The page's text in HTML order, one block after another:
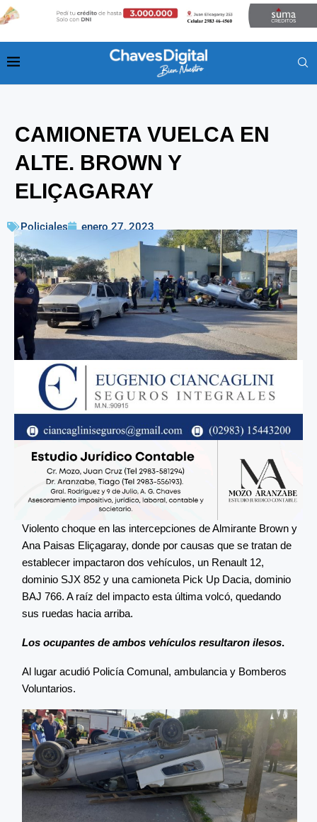
CAMIONETA VUELCA EN
ALTE. BROWN Y
ELIÇAGARAY
Policiales enero 27, 2023
Violento choque en las intercepciones de Almirante Brown y
Ana Paisas Eliçagaray, donde por causas que se tratan de
establecer impactaron dos vehículos, un Renault 12,
dominio SJX 852 y una camioneta Pick Up Dacia, dominio
BAJ 766. A raíz del impacto esta última volcó, quedando
sus ruedas hacia arriba.
Los ocupantes de ambos vehículos resultaron ilesos.
Al lugar acudió Policía Comunal, ambulancia y Bomberos
Voluntarios.